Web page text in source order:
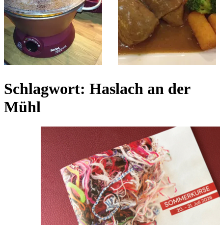
Schlagwort: Haslach an der
Mühl